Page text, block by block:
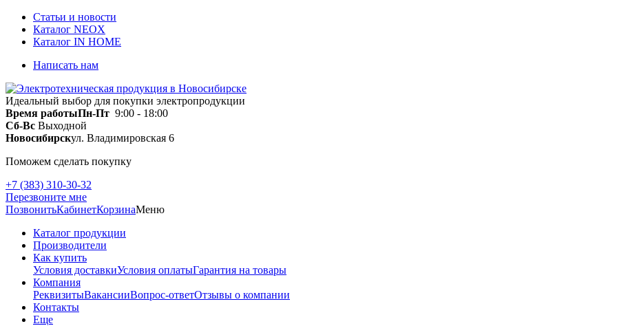
Статьи и новости
Каталог NEOX
Каталог IN HOME
Написать нам
Идеальный выбор для покупки электропродукции
Время работыПн-Пт 9:00 - 18:00
Сб-Вс Выходной
Новосибирскул. Владимировская 6
Поможем сделать покупку
+7 (383) 310-30-32
Перезвоните мне
ПозвонитьКабинетКорзинаМеню
Каталог продукции
Производители
Как купить
Условия доставкиУсловия оплатыГарантия на товары
Компания
РеквизитыВакансииВопрос-ответОтзывы о компании
Контакты
Еще